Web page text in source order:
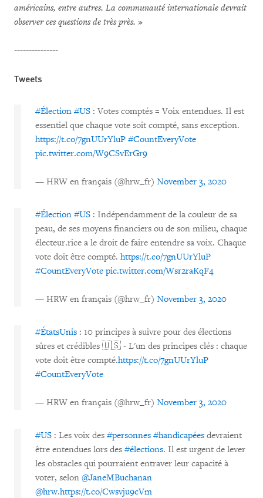
américains, entre autres. La communauté internationale devrait
observer ces questions de très près. »
---------------
Tweets
#Élection #US : Votes comptés = Voix entendues. Il est
essentiel que chaque vote soit compté, sans exception.
https://t.co/7gnUUrYluP #CountEveryVote
pic.twitter.com/W9CSvErGr9
— HRW en français (@hrw_fr) November 3, 2020
#Élection #US : Indépendamment de la couleur de sa
peau, de ses moyens financiers ou de son milieu, chaque
électeur.rice a le droit de faire entendre sa voix. Chaque
vote doit être compté. https://t.co/7gnUUrYluP
#CountEveryVote pic.twitter.com/Wsr2raKqF4
— HRW en français (@hrw_fr) November 3, 2020
#ÉtatsUnis : 10 principes à suivre pour des élections
sûres et crédibles 🇺🇸 - L'un des principes clés : chaque
vote doit être compté.https://t.co/7gnUUrYluP
#CountEveryVote
— HRW en français (@hrw_fr) November 3, 2020
#US : Les voix des #personnes #handicapées devraient
être entendues lors des #élections. Il est urgent de lever
les obstacles qui pourraient entraver leur capacité à
voter, selon @JaneMBuchanan
@hrw.https://t.co/Cwsvju9cVm